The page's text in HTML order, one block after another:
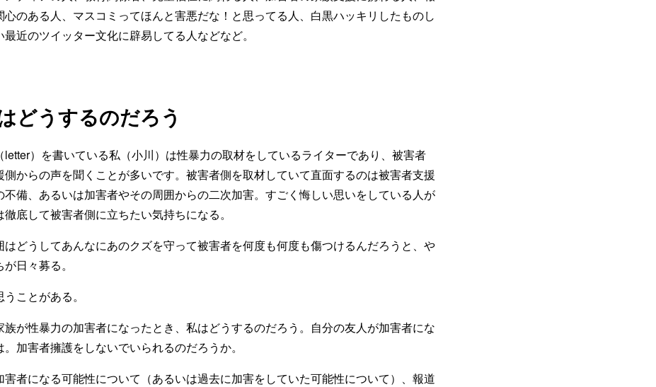
心のある人、マスコミってほんと害悪だな！と思ってる人、白黒ハッキリしたものし
近のツイッター文化に辟易してる人などなど。
どうするのだろう
）を書いている私（小川）は性暴力の取材をしているライターであり、被害者
側からの声を聞くことが多いです。被害者側を取材していて直面するのは被害者支援
不備、あるいは加害者やその周囲からの二次加害。すごく悔しい思いをしている人が
底して被害者側に立ちたい気持ちになる。
どうしてあんなにあのクズを守って被害者を何度も何度も傷つけるんだろうと、や
日々募る。
ことがある。
が性暴力の加害者になったとき、私はどうするのだろう。自分の友人が加害者にな
加害者擁護をしないでいられるのだろうか。
者になる可能性について（あるいは過去に加害をしていた可能性について）、報道